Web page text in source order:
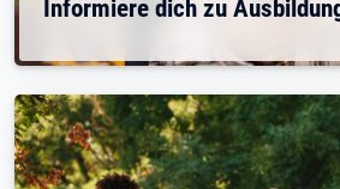
Informiere dich zu